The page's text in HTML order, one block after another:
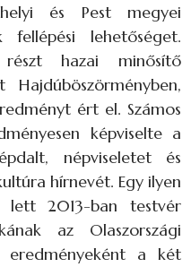
és Pest megyei
fellépési lehetőséget.
hazai minősítő
ért el. Számos
képviselte a
népviseletet és
hírnevét. Egy ilyen
lett 2013-ban testvér
az Olaszországi
eredményeként a két